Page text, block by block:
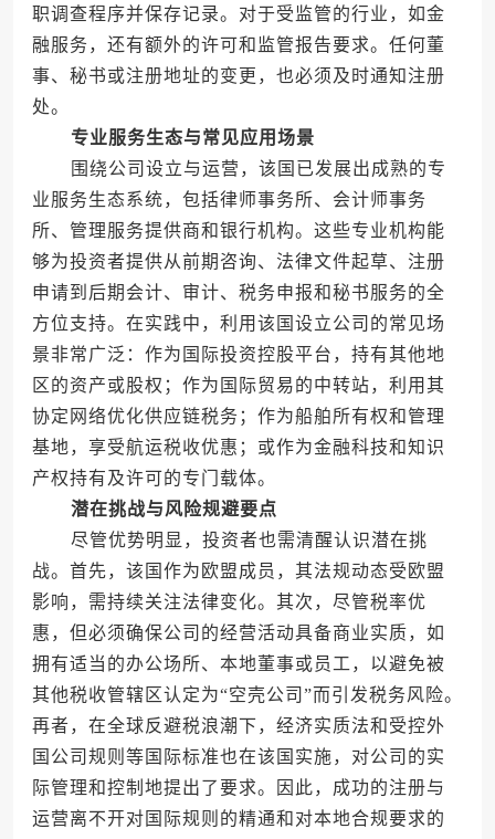
职调查程序并保存记录。对于受监管的行业，如金
融服务，还有额外的许可和监管报告要求。任何董
事、秘书或注册地址的变更，也必须及时通知注册
处。
专业服务生态与常见应用场景
围绕公司设立与运营，该国已发展出成熟的专
业服务生态系统，包括律师事务所、会计师事务
所、管理服务提供商和银行机构。这些专业机构能
够为投资者提供从前期咨询、法律文件起草、注册
申请到后期会计、审计、税务申报和秘书服务的全
方位支持。在实践中，利用该国设立公司的常见场
景非常广泛：作为国际投资控股平台，持有其他地
区的资产或股权；作为国际贸易的中转站，利用其
协定网络优化供应链税务；作为船舶所有权和管理
基地，享受航运税收优惠；或作为金融科技和知识
产权持有及许可的专门载体。
潜在挑战与风险规避要点
尽管优势明显，投资者也需清醒认识潜在挑
战。首先，该国作为欧盟成员，其法规动态受欧盟
影响，需持续关注法律变化。其次，尽管税率优
惠，但必须确保公司的经营活动具备商业实质，如
拥有适当的办公场所、本地董事或员工，以避免被
其他税收管辖区认定为“空壳公司”而引发税务风险。
再者，在全球反避税浪潮下，经济实质法和受控外
国公司规则等国际标准也在该国实施，对公司的实
际管理和控制地提出了要求。因此，成功的注册与
运营离不开对国际规则的精通和对本地合规要求的